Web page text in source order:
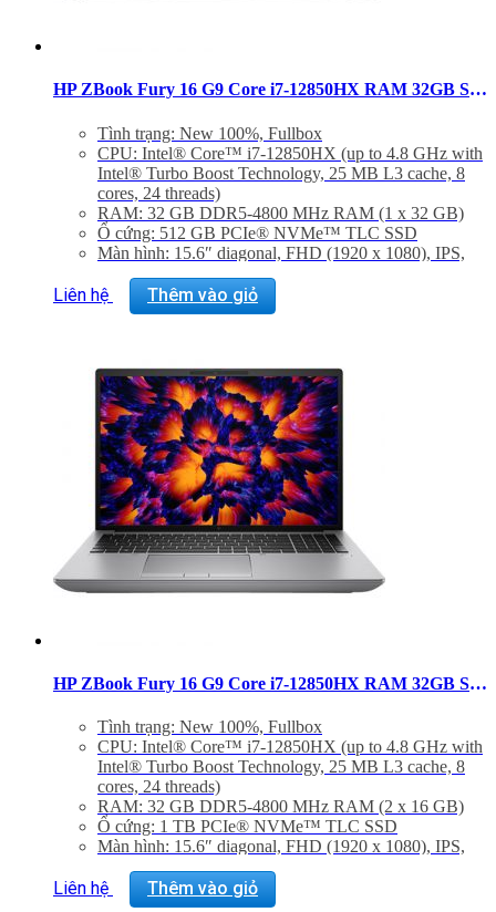
HP ZBook Fury 16 G9 Core i7-12850HX RAM 32GB SSD 512GB UHD Windows 11 Pro
Tình trạng: New 100%, Fullbox
CPU: Intel® Core™ i7-12850HX (up to 4.8 GHz with
Intel® Turbo Boost Technology, 25 MB L3 cache, 8
cores, 24 threads)
RAM: 32 GB DDR5-4800 MHz RAM (1 x 32 GB)
Ổ cứng: 512 GB PCIe® NVMe™ TLC SSD
Màn hình: 15.6″ diagonal, FHD (1920 x 1080), IPS,
Graphic Card: Integrated, Intel® UHD Graphics
Hệ điều hành: Windows 11 Pro
Liên hệ Thêm vào giỏ
HP ZBook Fury 16 G9 Core i7-12850HX RAM 32GB SSD 1TB RTX A3000 Windows 11 Pro
Tình trạng: New 100%, Fullbox
CPU: Intel® Core™ i7-12850HX (up to 4.8 GHz with
Intel® Turbo Boost Technology, 25 MB L3 cache, 8
cores, 24 threads)
RAM: 32 GB DDR5-4800 MHz RAM (2 x 16 GB)
Ổ cứng: 1 TB PCIe® NVMe™ TLC SSD
Màn hình: 15.6″ diagonal, FHD (1920 x 1080), IPS,
Graphic Card: Discrete, NVIDIA RTX™ A3000
Laptop GPU (12 GB GDDR6 dedicated)
Liên hệ Thêm vào giỏ